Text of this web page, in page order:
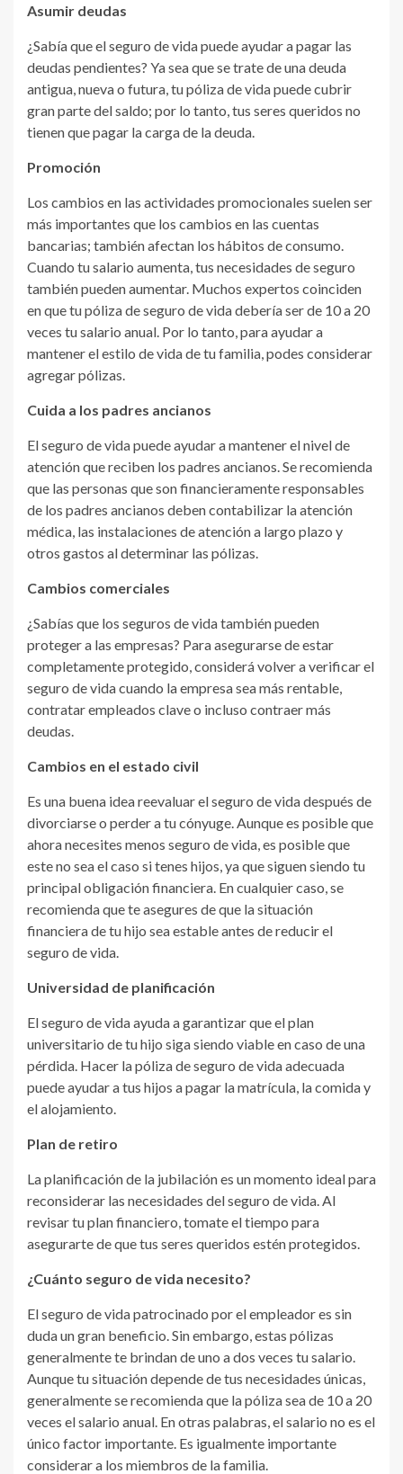
Asumir deudas
¿Sabía que el seguro de vida puede ayudar a pagar las
deudas pendientes? Ya sea que se trate de una deuda
antigua, nueva o futura, tu póliza de vida puede cubrir
gran parte del saldo; por lo tanto, tus seres queridos no
tienen que pagar la carga de la deuda.
Promoción
Los cambios en las actividades promocionales suelen ser
más importantes que los cambios en las cuentas
bancarias; también afectan los hábitos de consumo.
Cuando tu salario aumenta, tus necesidades de seguro
también pueden aumentar. Muchos expertos coinciden
en que tu póliza de seguro de vida debería ser de 10 a 20
veces tu salario anual. Por lo tanto, para ayudar a
mantener el estilo de vida de tu familia, podes considerar
agregar pólizas.
Cuida a los padres ancianos
El seguro de vida puede ayudar a mantener el nivel de
atención que reciben los padres ancianos. Se recomienda
que las personas que son financieramente responsables
de los padres ancianos deben contabilizar la atención
médica, las instalaciones de atención a largo plazo y
otros gastos al determinar las pólizas.
Cambios comerciales
¿Sabías que los seguros de vida también pueden
proteger a las empresas? Para asegurarse de estar
completamente protegido, considerá volver a verificar el
seguro de vida cuando la empresa sea más rentable,
contratar empleados clave o incluso contraer más
deudas.
Cambios en el estado civil
Es una buena idea reevaluar el seguro de vida después de
divorciarse o perder a tu cónyuge. Aunque es posible que
ahora necesites menos seguro de vida, es posible que
este no sea el caso si tenes hijos, ya que siguen siendo tu
principal obligación financiera. En cualquier caso, se
recomienda que te asegures de que la situación
financiera de tu hijo sea estable antes de reducir el
seguro de vida.
Universidad de planificación
El seguro de vida ayuda a garantizar que el plan
universitario de tu hijo siga siendo viable en caso de una
pérdida. Hacer la póliza de seguro de vida adecuada
puede ayudar a tus hijos a pagar la matrícula, la comida y
el alojamiento.
Plan de retiro
La planificación de la jubilación es un momento ideal para
reconsiderar las necesidades del seguro de vida. Al
revisar tu plan financiero, tomate el tiempo para
asegurarte de que tus seres queridos estén protegidos.
¿Cuánto seguro de vida necesito?
El seguro de vida patrocinado por el empleador es sin
duda un gran beneficio. Sin embargo, estas pólizas
generalmente te brindan de uno a dos veces tu salario.
Aunque tu situación depende de tus necesidades únicas,
generalmente se recomienda que la póliza sea de 10 a 20
veces el salario anual. En otras palabras, el salario no es el
único factor importante. Es igualmente importante
considerar a los miembros de la familia.